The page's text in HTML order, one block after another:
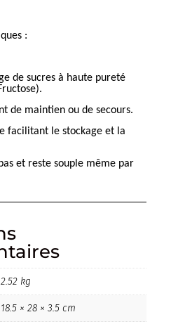
:
de sucres à haute pureté
de maintien ou de secours.
facilitant le stockage et la
et reste souple même par
2.52 kg
18.5 × 28 × 3.5 cm